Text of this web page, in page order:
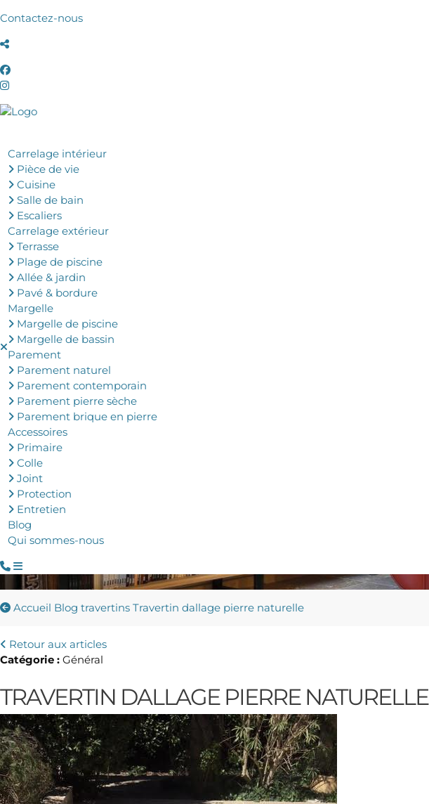
Contactez-nous
Carrelage intérieur
Pièce de vie
Cuisine
Salle de bain
Escaliers
Carrelage extérieur
Terrasse
Plage de piscine
Allée & jardin
Pavé & bordure
Margelle
Margelle de piscine
Margelle de bassin
Parement
Parement naturel
Parement contemporain
Parement pierre sèche
Parement brique en pierre
Accessoires
Primaire
Colle
Joint
Protection
Entretien
Blog
Qui sommes-nous
Accueil Blog travertins Travertin dallage pierre naturelle
Retour aux articles
Catégorie : Général
TRAVERTIN DALLAGE PIERRE NATURELLE